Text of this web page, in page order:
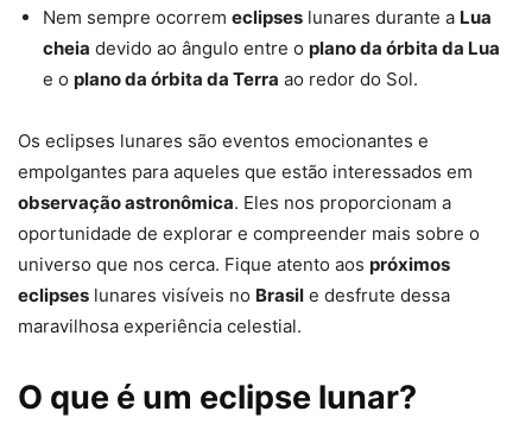
Nem sempre ocorrem eclipses lunares durante a Lua
cheia devido ao ângulo entre o plano da órbita da Lua
e o plano da órbita da Terra ao redor do Sol.
Os eclipses lunares são eventos emocionantes e
empolgantes para aqueles que estão interessados em
observação astronômica. Eles nos proporcionam a
oportunidade de explorar e compreender mais sobre o
universo que nos cerca. Fique atento aos próximos
eclipses lunares visíveis no Brasil e desfrute dessa
maravilhosa experiência celestial.
O que é um eclipse lunar?